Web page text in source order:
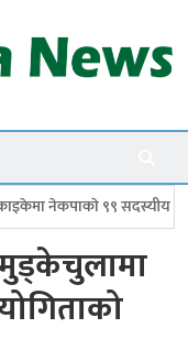
समिति गठन डोल्पामा